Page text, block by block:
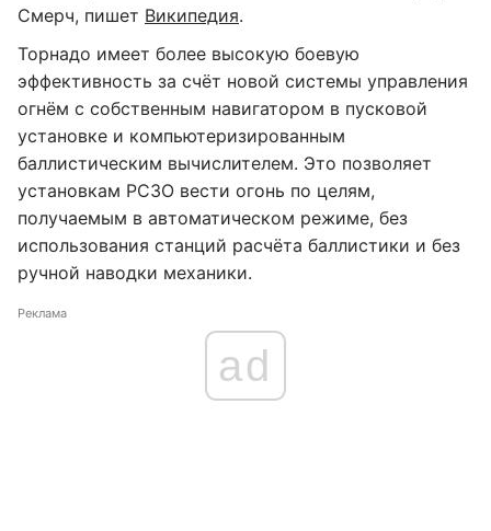
Смерч, пишет Википедия.
Торнадо имеет более высокую боевую
эффективность за счёт новой системы управления
огнём с собственным навигатором в пусковой
установке и компьютеризированным
баллистическим вычислителем. Это позволяет
установкам РСЗО вести огонь по целям,
получаемым в автоматическом режиме, без
использования станций расчёта баллистики и без
ручной наводки механики.
Реклама
ad